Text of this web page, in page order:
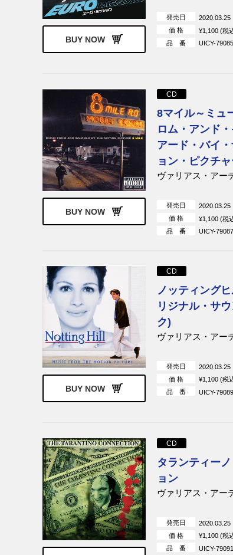
BUY NOW
発売日
2020.03.25
価 格
¥1,100 (税
品 番
UICY-79085
BUY NOW
CD
8マイル～ミュ
ロム・アンド
アード・バイ
ョン・ピクチ
ヴァリアス・アー
発売日
2020.03.25
価 格
¥1,100 (税
品 番
UICY-79087
BUY NOW
CD
ノッティング
リジナル・サ
ク)
ヴァリアス・アー
発売日
2020.03.25
価 格
¥1,100 (税
品 番
UICY-79089
CD
タランティー
ョン
ヴァリアス・アー
発売日
2020.03.25
価 格
¥1,100 (税
品 番
UICY-79091